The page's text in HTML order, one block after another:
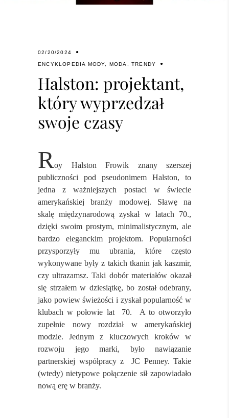
02/20/2024
ENCYKLOPEDIA MODY, MODA ,TRENDY
Halston: projektant,
który wyprzedzał
swoje czasy
Roy Halston Frowik znany szerszej
publiczności pod pseudonimem Halston, to
jedna z ważniejszych postaci w świecie
amerykańskiej branży modowej. Sławę na
skalę międzynarodową zyskał w latach 70.,
dzięki swoim prostym, minimalistycznym, ale
bardzo eleganckim projektom. Popularności
przysporzyły mu ubrania, które często
wykonywane były z takich tkanin jak kaszmir,
czy ultrazamsz. Taki dobór materiałów okazał
się strzałem w dziesiątkę, bo został odebrany,
jako powiew świeżości i zyskał popularność w
klubach w połowie lat 70. A to otworzyło
zupełnie nowy rozdział w amerykańskiej
modzie. Jednym z kluczowych kroków w
rozwoju jego marki, było nawiązanie
partnerskiej współpracy z JC Penney. Takie
(wtedy) nietypowe połączenie sił zapowiadało
nową erę w branży.